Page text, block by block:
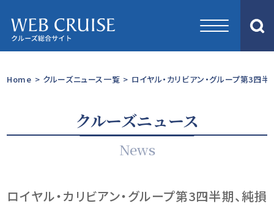
Home > クルーズニュース一覧 > ロイヤル・カリビアン・グループ第3四
クルーズニュース
News
ロイヤル・カリビアン・グループ第3四半期、純損